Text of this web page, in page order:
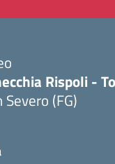
Rispoli -
Severo (FG)